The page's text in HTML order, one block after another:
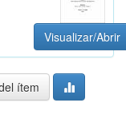
Visualizar/Abrir
ítem